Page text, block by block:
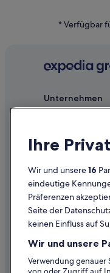
Chalets in
Wohnungen
All-Inclusive-
* Verfügbar
Unternehmen
Unterkunft
Affiliate Marketing
Presse
Ihre
Wir und unsere16
eindeutige
Präferenzen
Seite der
keinen Einfluss auf
Wir und unsere
Verwendung